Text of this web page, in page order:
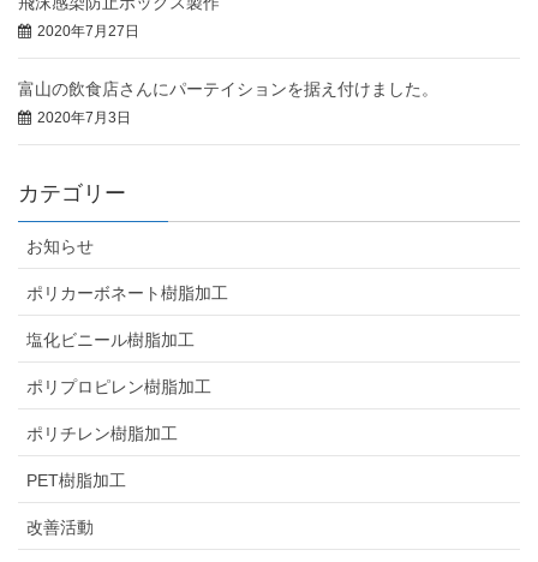
2020年7月27日
富山の飲食店さんにパーテイションを据え付けました。
2020年7月3日
カテゴリー
お知らせ
ポリカーボネート樹脂加工
塩化ビニール樹脂加工
ポリプロピレン樹脂加工
ポリチレン樹脂加工
PET樹脂加工
改善活動